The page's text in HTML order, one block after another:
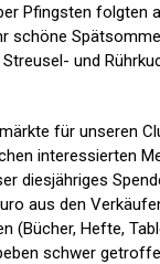
Pfingsten folgten
schöne
und
für unseren
interessierten
diesjähriges
aus den
(Bücher, Hefte,
schwer